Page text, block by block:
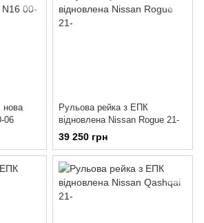
нова
06
Рульова рейка з ЕПК
відновлена Nissan Rogue 21-
39 250 грн